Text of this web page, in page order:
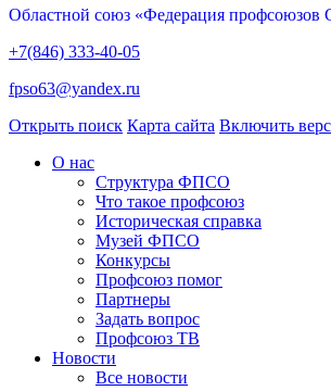
Областной союз «Федерация профсоюзов
+7(846) 333-40-05
fpso63@yandex.ru
Открыть поиск Карта сайта Включить
О нас
Структура ФПСО
Что такое профсоюз
Историческая справка
Музей ФПСО
Конкурсы
Профсоюз помог
Партнеры
Задать вопрос
Профсоюз ТВ
Новости
Все новости